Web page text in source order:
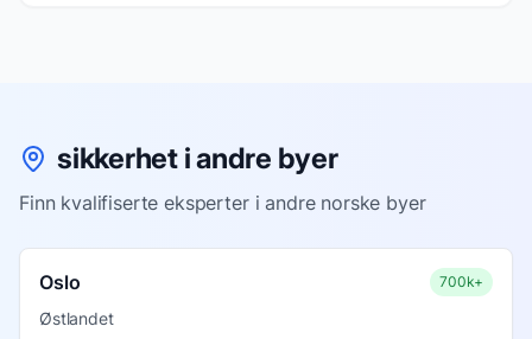
sikkerhet i andre byer
Finn kvalifiserte eksperter i andre norske byer
Oslo 700k+
Østlandet